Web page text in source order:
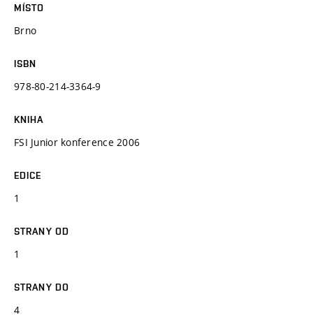
MÍSTO
Brno
ISBN
978-80-214-3364-9
KNIHA
FSI Junior konference 2006
EDICE
1
STRANY OD
1
STRANY DO
4